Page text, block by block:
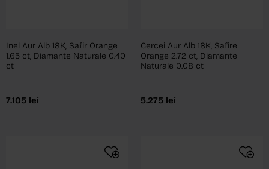
Inel Aur Alb 18K, Safir Orange
1.65 ct, Diamante Naturale 0.40
ct
7.105 lei
Cercei Aur Alb 18K, Safire
Orange 2.72 ct, Diamante
Naturale 0.08 ct
5.275 lei